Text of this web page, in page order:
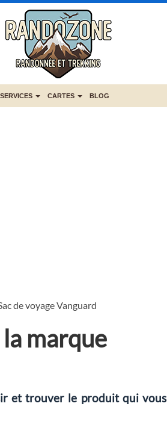
SERVICES CARTES BLOG
de voyage Vanguard
marque
et trouver le produit qui vous